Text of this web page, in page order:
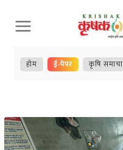
Skip
to
content
होम ई-पेपर कृषि